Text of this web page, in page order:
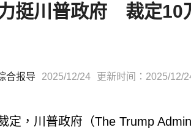
挺川普政府 裁定10
合报导 2025/12/24 更新时间：2025/12/
定，川普政府（The Trump